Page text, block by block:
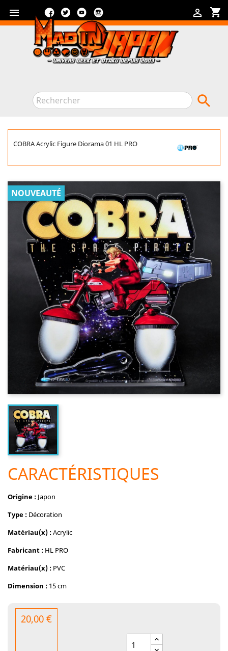
 shopping_cart

FacebookTwitterYouTube

COBRA Acrylic Figure Diorama 01 HL PRO
NOUVEAUTÉ
CARACTÉRISTIQUES
Origine : Japon
Type : Décoration
Matériau(x) :Acrylic
Fabricant : HL PRO
Matériau(x) : PVC
Dimension : 15 cm
20,00 €